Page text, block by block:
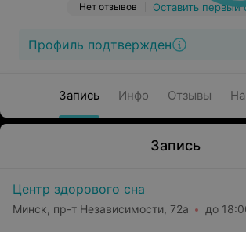
Нет отзывов Оставить первый
Профиль подтвержден
Запись Инфо Отзывы
Запись
Центр здорового сна
Минск, пр-т Независимости, 72а до